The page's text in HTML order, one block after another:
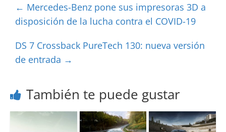
← Mercedes-Benz pone sus impresoras 3D a
disposición de la lucha contra el COVID-19
DS 7 Crossback PureTech 130: nueva versión
de entrada →
También te puede gustar